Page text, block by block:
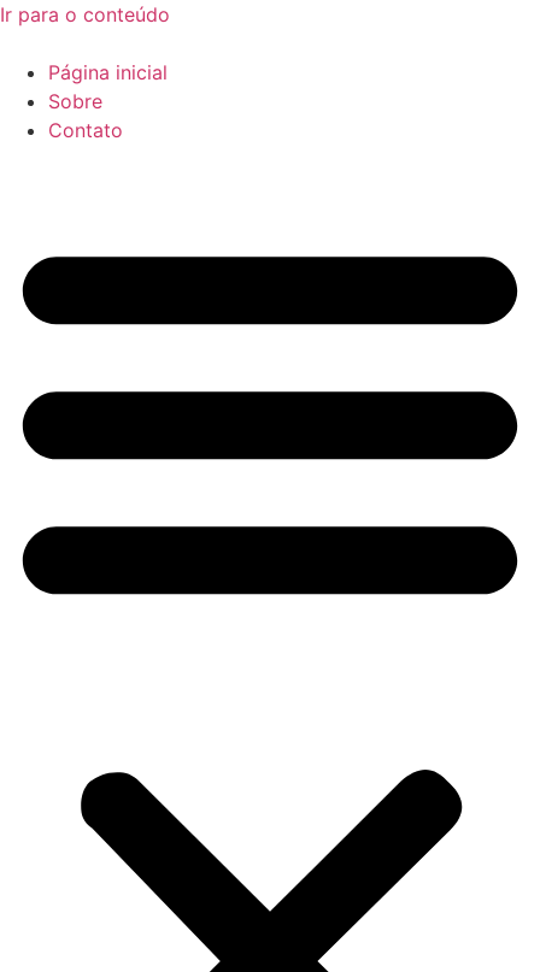
Ir para o conteúdo
Página inicial
Sobre
Contato